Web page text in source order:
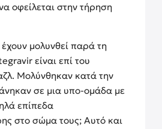
οφείλεται στην τήρηση
μολυνθεί παρά τη
είναι επί του
Μολύνθηκαν κατά την
σε μια υπο-ομάδα με
επίπεδα
στο σώμα τους; Αυτό και